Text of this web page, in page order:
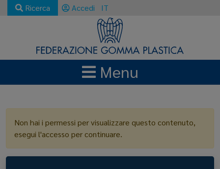
Ricerca Accedi IT
Menu
Non hai i permessi per visualizzare questo contenuto,
esegui l'accesso per continuare.